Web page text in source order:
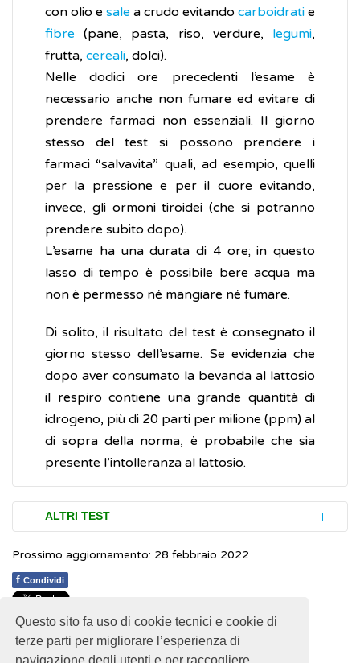
Questo sito fa uso di cookie tecnici e cookie di
terze parti per migliorare l’esperienza di
navigazione degli utenti e per raccogliere
con olio e sale a crudo evitando carboidrati e
fibre (pane, pasta, riso, verdure, legumi,
frutta, cereali, dolci).
Nelle dodici ore precedenti l’esame è
necessario anche non fumare ed evitare di
prendere farmaci non essenziali. Il giorno
stesso del test si possono prendere i
farmaci “salvavita” quali, ad esempio, quelli
per la pressione e per il cuore evitando,
invece, gli ormoni tiroidei (che si potranno
prendere subito dopo).
L’esame ha una durata di 4 ore; in questo
lasso di tempo è possibile bere acqua ma
non è permesso né mangiare né fumare.
Di solito, il risultato del test è consegnato il
giorno stesso dell’esame. Se evidenzia che
dopo aver consumato la bevanda al lattosio
il respiro contiene una grande quantità di
idrogeno, più di 20 parti per milione (ppm) al
di sopra della norma, è probabile che sia
presente l’intolleranza al lattosio.
ALTRI TEST
L’esame di tolleranza al lattosio eseguito sul
sangue è un test secondario, usato talvolta
come supporto per l’accertamento
dell’intolleranza: in questo caso, i campioni
prelevati sono di sangue anziché di aria.
Prossimo aggiornamento: 28 febbraio 2022
f Condividi
1 1 1 1 1 Rating 2.29 (14 Votes)